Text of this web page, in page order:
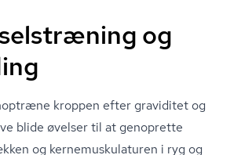
og
kroppen efter graviditet og
blide øvelser til at genoprette
og ker­nemusku­la­tu­ren i ryg og